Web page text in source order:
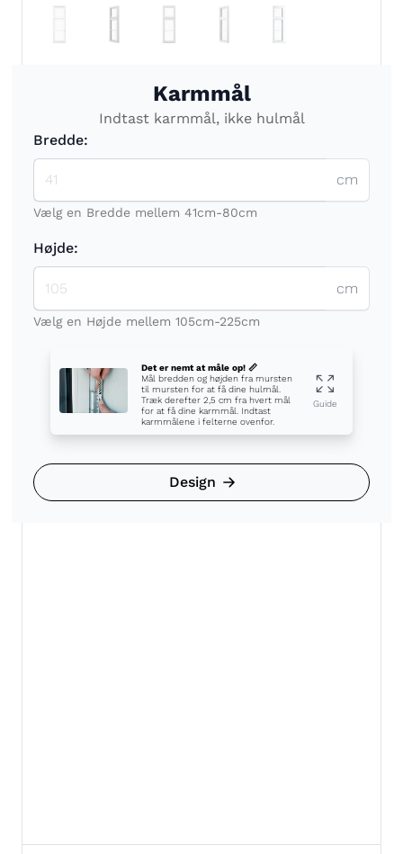
Karmmål
Indtast karmmål, ikke hulmål
Bredde:
cm
Vælg en Bredde mellem 41cm-80cm
Højde:
cm
Vælg en Højde mellem 105cm-225cm
Det er nemt at måle op! 📏
Mål bredden og højden fra mursten
til mursten for at få dine hulmål.
Træk derefter 2,5 cm fra hvert mål
for at få dine karmmål. Indtast
karmmålene i felterne ovenfor.
Guide
Design